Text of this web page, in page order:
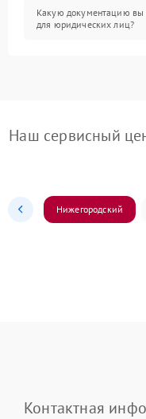
Какую документацию вы
для юридических лиц?
Наш сервисный
Нижегородский
Контактная